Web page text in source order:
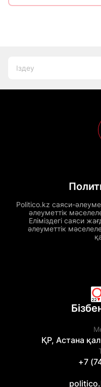
Politico.kz саяси-
әлеуметтік
Еліміздегі саяси
әлеуметтік
ҚР, Астана
+7